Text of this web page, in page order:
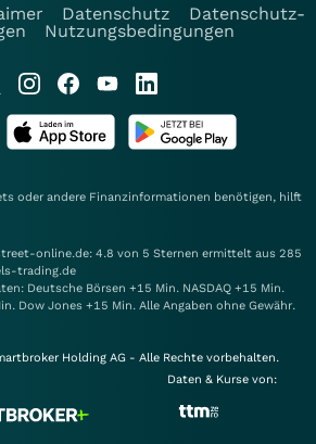
Datenschutz
Datenschutz-
Nutzungsbedingungen
oder andere Finanzinformationen benötigen, hilft
online.de: 4.8 von 5 Sternen ermittelt aus 285
trading.de
Deutsche Börsen +15 Min. NASDAQ +15 Min.
Dow Jones +15 Min. Alle Angaben ohne Gewähr.
Holding AG - Alle Rechte vorbehalten.
Daten & Kurse von: